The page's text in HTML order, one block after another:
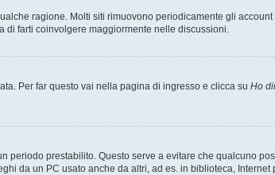
ragione. Molti siti rimuovono periodicamente gli
di farti coinvolgere maggiormente nelle discussioni.
Per far questo vai nella pagina di ingresso e clicca su Ho
periodo prestabilito. Questo serve a evitare che qualcuno
da un PC usato anche da altri, ad es. in biblioteca,